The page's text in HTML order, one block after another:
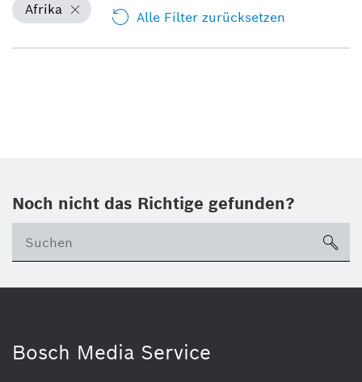
Afrika Alle Filter zurücksetzen
Noch nicht das Richtige gefunden?
Bosch Media Service